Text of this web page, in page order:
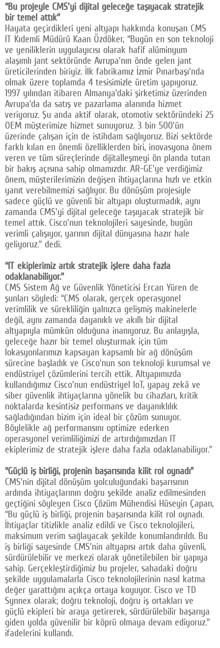
“Bu projeyle CMS'yi dijital geleceğe taşıyacak stratejik
bir temel attık”
Hayata geçirdikleri yeni altyapı hakkında konuşan CMS
IT Kıdemli Müdürü Kaan Özdöker, “Bugün en son teknoloji
ve yeniliklerin uygulayıcısı olarak hafif alüminyum
alaşımlı jant sektöründe Avrupa'nın önde gelen jant
üreticilerinden biriyiz. İlk fabrikamız İzmir Pınarbaşı'nda
olmak üzere toplamda 4 tesisimizle üretim yapıyoruz.
1997 yılından itibaren Almanya'daki şirketimiz üzerinden
Avrupa'da da satış ve pazarlama alanında hizmet
veriyoruz. Şu anda aktif olarak, otomotiv sektöründeki 25
OEM müşterimize hizmet sunuyoruz. 3 bin 500'ün
üzerinde çalışan için de istihdam sağlıyoruz. Bizi sektörde
farklı kılan en önemli özelliklerden biri, inovasyona önem
veren ve tüm süreçlerinde dijitalleşmeyi ön planda tutan
bir bakış açısına sahip olmamızdır. AR-GE'ye verdiğimiz
önem, müşterilerimizin değişen ihtiyaçlarına hızlı ve etkin
yanıt verebilmemizi sağlıyor. Bu dönüşüm projesiyle
sadece güçlü ve güvenli bir altyapı oluşturmadık, aynı
zamanda CMS'yi dijital geleceğe taşıyacak stratejik bir
temel attık. Cisco'nun teknolojileri sayesinde, bugün
verimli çalışıyor, yarının dijital dünyasına hazır hale
geliyoruz.” dedi.
“IT ekiplerimiz artık stratejik işlere daha fazla
odaklanabiliyor.”
CMS Sistem Ağ ve Güvenlik Yöneticisi Ercan Yüren de
şunları söyledi: “CMS olarak, gerçek operasyonel
verimlilik ve sürekliliğin yalnızca gelişmiş makinelerle
değil, aynı zamanda dayanıklı ve akıllı bir dijital
altyapıyla mümkün olduğuna inanıyoruz. Bu anlayışla,
geleceğe hazır bir temel oluşturmak için tüm
lokasyonlarımızı kapsayan kapsamlı bir ağ dönüşüm
sürecine başladık ve Cisco'nun son teknoloji kurumsal ve
endüstriyel çözümlerini tercih ettik. Altyapımızda
kullandığımız Cisco'nun endüstriyel IoT, yapay zekâ ve
siber güvenlik ihtiyaçlarına yönelik bu cihazları, kritik
noktalarda kesintisiz performans ve dayanıklılık
sağladığından bizim için ideal bir çözüm sunuyor.
Böylelikle ağ performansını optimize ederken
operasyonel verimliliğimizi de artırdığımızdan IT
ekiplerimiz de stratejik işlere daha fazla odaklanabiliyor.”
“Güçlü iş birliği, projenin başarısında kilit rol oynadı”
CMS'nin dijital dönüşüm yolculuğundaki başarısının
ardında ihtiyaçlarının doğru şekilde analiz edilmesinden
geçtiğini söyleyen Cisco Çözüm Mühendisi Hüseyin Çapan,
“Bu güçlü iş birliği, projenin başarısında kilit rol oynadı.
İhtiyaçlar titizlikle analiz edildi ve Cisco teknolojileri,
maksimum verim sağlayacak şekilde konumlandırıldı. Bu
iş birliği sayesinde CMS'nin altyapısı artık daha güvenli,
sürdürülebilir ve merkezi olarak yönetilebilen bir yapıya
sahip. Gerçekleştirdiğimiz bu projeler, sahadaki doğru
şekilde uygulamalarla Cisco teknolojilerinin nasıl katma
değer yarattığını açıkça ortaya koyuyor. Cisco ve TD
Synnex olarak; doğru teknoloji, doğru iş ortakları ve
güçlü ekipleri bir araya getirerek, sürdürülebilir başarıya
giden yolda güvenilir bir köprü olmaya devam ediyoruz.”
ifadelerini kullandı.